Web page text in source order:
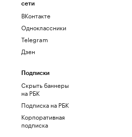
сети
ВКонтакте
Одноклассники
Telegram
Дзен
Подписки
Скрыть баннеры
на РБК
Подписка на РБК
Корпоративная
подписка